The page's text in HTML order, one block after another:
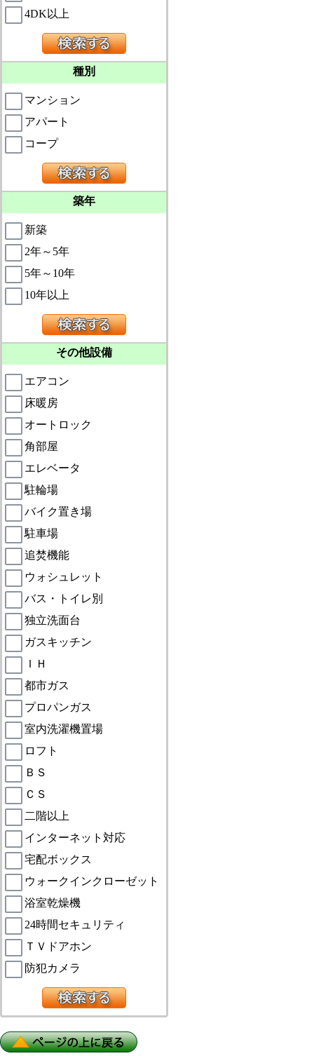
4DK以上
種別
マンション
アパート
コープ
築年
新築
2年～5年
5年～10年
10年以上
その他設備
エアコン
床暖房
オートロック
角部屋
エレベータ
駐輪場
バイク置き場
駐車場
追焚機能
ウォシュレット
バス・トイレ別
独立洗面台
ガスキッチン
ＩＨ
都市ガス
プロパンガス
室内洗濯機置場
ロフト
ＢＳ
ＣＳ
二階以上
インターネット対応
宅配ボックス
ウォークインクローゼット
浴室乾燥機
24時間セキュリティ
ＴＶドアホン
防犯カメラ